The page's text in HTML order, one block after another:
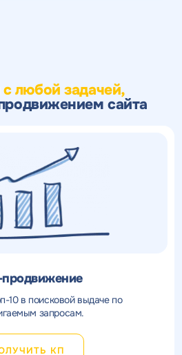
с любой задачей,
сайта
продвижение
10 в поисковой выдаче по
запросам.
КП